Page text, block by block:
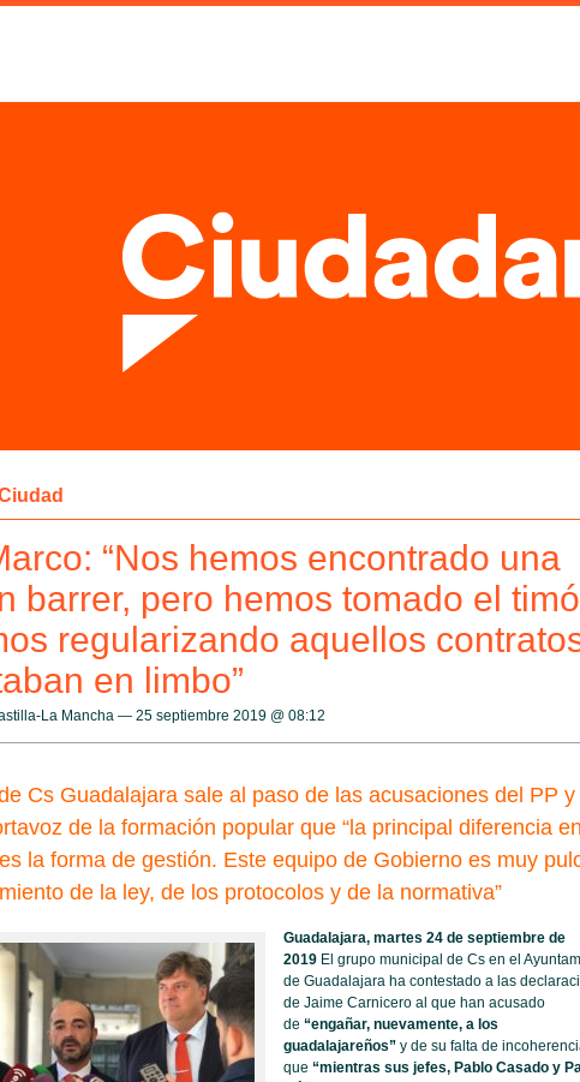
“Nos hemos encontrado una
barrer, pero hemos tomado el
regularizando aquellos
en limbo”
La Mancha — 25 septiembre 2019 @ 08:12
Cs Guadalajara sale al paso de las acusaciones del PP y
de la formación popular que “la principal diferencia
la forma de gestión. Este equipo de Gobierno es muy
de la ley, de los protocolos y de la normativa”
Guadalajara, martes 24 de septiembre de
2019 El grupo municipal de Cs en el
de Guadalajara ha contestado a las
de Jaime Carnicero al que han acusado
de “engañar, nuevamente, a los
guadalajareños”y de su falta de
que “mientras sus jefes, Pablo Casado y